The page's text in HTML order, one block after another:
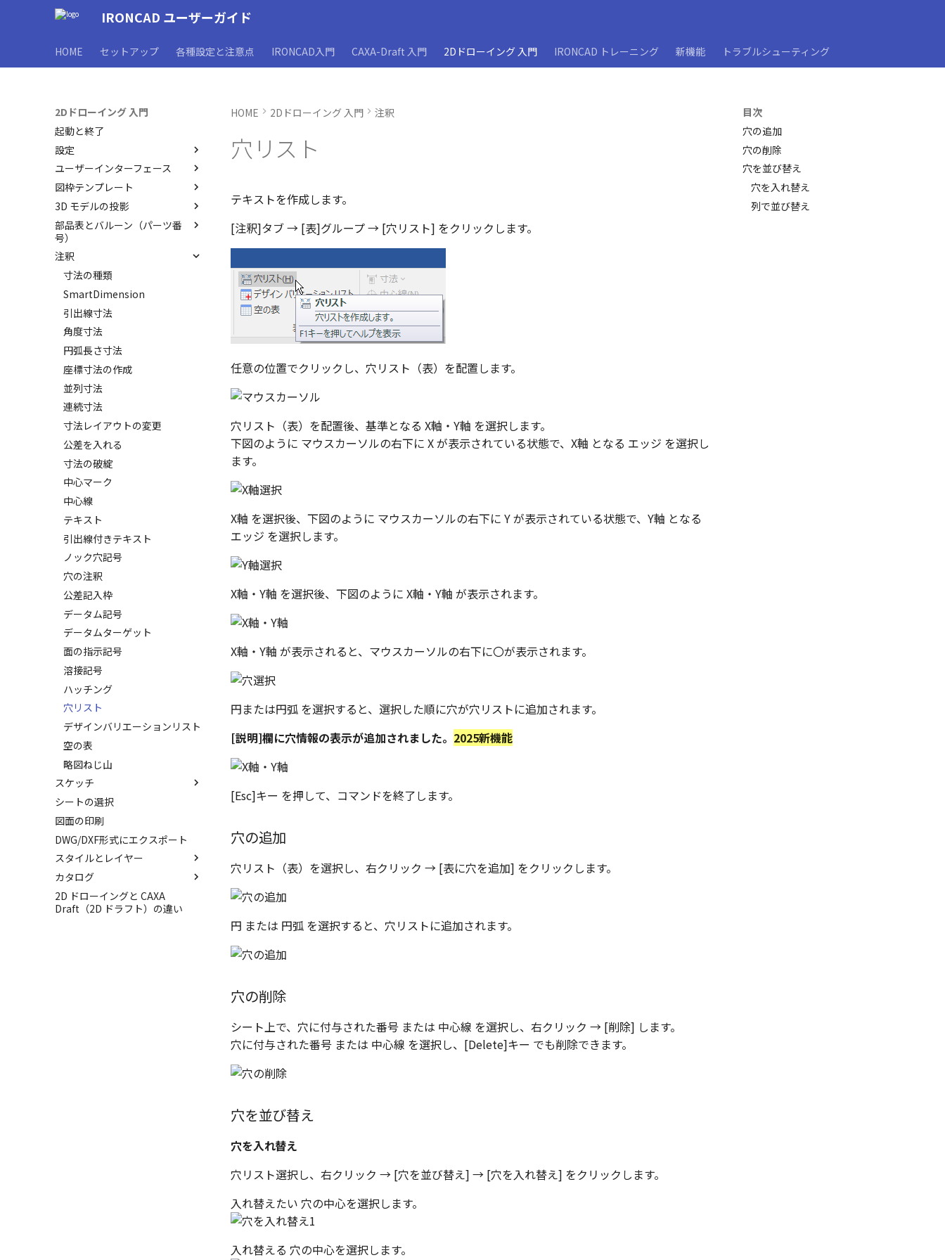
IRONCAD ユーザーガイド
HOME セットアップ 各種設定と注意点 IRONCAD入門 CAXA-Draft 入門 2Dドローイング 入門 IRONCAD トレーニング 新機能 トラブルシューティング
2Dドローイング 入門
起動と終了
設定
オプション設定
シート背景の設定
管理者として実行
オプション設定の読込・書出
シート設定
ユーザーインターフェース
ユーザーインターフェースと各
部名称
インターフェースのカスタマイ
ズ
図枠テンプレート
図枠テンプレートの保存
図枠テンプレートのカタログ化
3D モデルの投影
投影図の作成
投影図の追加
断面図
部分断面
図の更新
図枠の変更
破断面
補助図
詳細図
カスタム詳細図
全体図
図のトリミング
省略図
編集
更新
レンダリング、シェーディング
図のプロパティ
図
線種
寸法
3D寸法から自動作成
パーツからドローイングを作成
部品表とバルーン（パーツ番
号）
部品表テンプレートの保存
バルーンの作成
3D とリンクした部品表を作成
する
Excel に出力
注釈
寸法の種類
SmartDimension
引出線寸法
角度寸法
円弧長さ寸法
座標寸法の作成
並列寸法
連続寸法
寸法レイアウトの変更
公差を入れる
寸法の破綻
中心マーク
中心線
テキスト
引出線付きテキスト
ノック穴記号
穴の注釈
公差記入枠
データム記号
データムターゲット
面の指示記号
溶接記号
ハッチング
穴リスト
デザインバリエーションリスト
空の表
略図ねじ山
スケッチ
ポリライン
2点、接線、垂線
四角形・多角形
円
円弧
楕円
スプライン
シートの選択
図面の印刷
DWG/DXF形式にエクスポート
スタイルとレイヤー
スタイルとレイヤー
スタイルの設定
スタイルの作成と削除
レイヤーの設定
カタログ
カタログ
カタログセット
2D ドローイングと CAXA
Draft（2D ドラフト）の違い
目次
穴の追加
穴の削除
穴を並び替え
穴を入れ替え
列で並び替え
HOME 2Dドローイング 入門 注釈
穴リスト
テキストを作成します。
[注釈]タブ → [表]グループ → [穴リスト] をクリックします。
任意の位置でクリックし、穴リスト（表）を配置します。
穴リスト（表）を配置後、基準となる X軸・Y軸 を選択します。
下図のように マウスカーソルの右下に X が表示されている状態で、X軸 となる エッジ を選択し
ます。
X軸 を選択後、下図のように マウスカーソルの右下に Y が表示されている状態で、Y軸 となる
エッジ を選択します。
X軸・Y軸 を選択後、下図のように X軸・Y軸 が表示されます。
X軸・Y軸 が表示されると、マウスカーソルの右下に〇が表示されます。
円または円弧 を選択すると、選択した順に穴が穴リストに追加されます。
[説明]欄に穴情報の表示が追加されました。 2025新機能
[Esc]キー を押して、コマンドを終了します。
穴の追加
穴リスト（表）を選択し、右クリック → [表に穴を追加] をクリックします。
円 または 円弧 を選択すると、穴リストに追加されます。
穴の削除
シート上で、穴に付与された番号 または 中心線 を選択し、右クリック → [削除] します。
穴に付与された番号 または 中心線 を選択し、[Delete]キー でも削除できます。
穴を並び替え
穴を入れ替え
穴リスト選択し、右クリック → [穴を並び替え] → [穴を入れ替え] をクリックします。
入れ替えたい 穴の中心を選択します。
入れ替える 穴の中心を選択します。